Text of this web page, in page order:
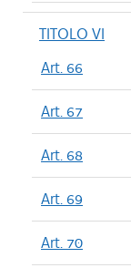
TITOLO VI
Art. 66
Art. 67
Art. 68
Art. 69
Art. 70